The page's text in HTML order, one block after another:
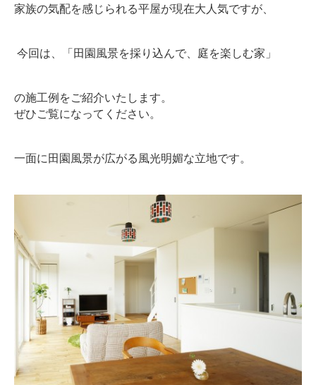
家族の気配を感じられる平屋が現在大人気ですが、
今回は、「田園風景を採り込んで、庭を楽しむ家」
の施工例をご紹介いたします。
ぜひご覧になってください。
一面に田園風景が広がる風光明媚な立地です。